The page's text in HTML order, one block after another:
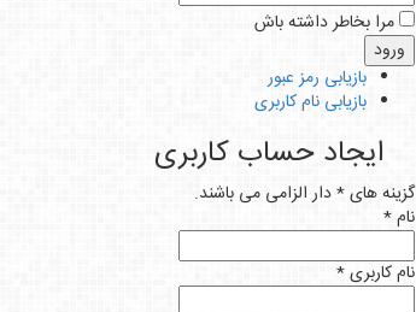
مرا بخاطر داشته باش
بازیابی رمز عبور
بازیابی نام کاربری
ایجاد حساب کاربری
گزینه های * دار الزامی می باشند.
نام *
نام کاربری *